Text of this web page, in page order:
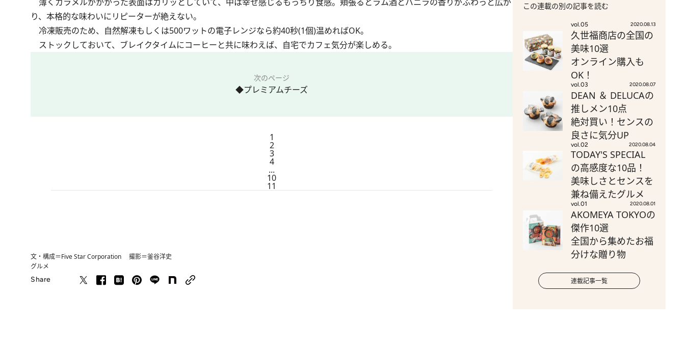
り、本格的な味わいにリピーターが絶えない。
冷凍販売のため、自然解凍もしくは500ワットの電子レンジなら約40秒(1個)温めればOK。
ストックしておいて、ブレイクタイムにコーヒーと共に味わえば、自宅でカフェ気分が楽しめる。
次のページ
◆プレミアムチーズ
1
2
3
4
...
10
11
文・構成＝Five Star Corporation 撮影＝釜谷洋史
グルメ
Share
この連載の別の記事を読む
vol.05 2020.08.13
久世福商店の全国の
美味10選
オンライン購入も
OK！
vol.03 2020.08.07
DEAN ＆ DELUCAの
推しメン10点
絶対買い！センスの
良さに気分UP
vol.02 2020.08.04
TODAY'S SPECIAL
の高感度な10品！
美味しさとセンスを
兼ね備えたグルメ
vol.01 2020.08.01
AKOMEYA TOKYOの
傑作10選
全国から集めたお福
分けな贈り物
連載記事一覧